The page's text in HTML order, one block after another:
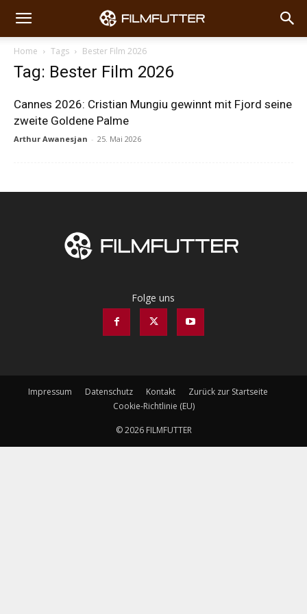
Home Tags Bester Film 2026
Tag: Bester Film 2026
Cannes 2026: Cristian Mungiu gewinnt mit Fjord seine
zweite Goldene Palme
Arthur Awanesjan - 25. Mai 2026
Folge uns
Impressum Datenschutz Kontakt
Zurück zur Startseite
Cookie-Richtlinie (EU)
© 2026 FILMFUTTER